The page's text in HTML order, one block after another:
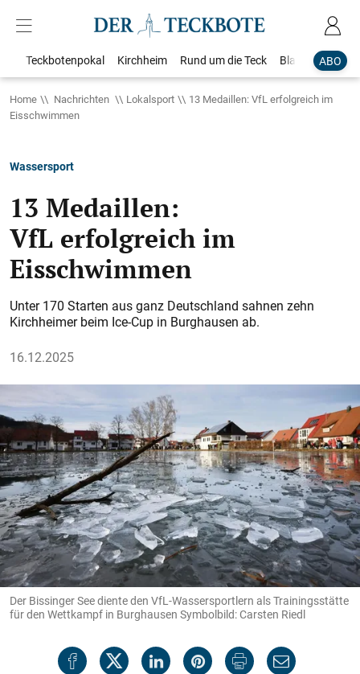
ABO
Teckbotenpokal Kirchheim Rund um die Teck Blaulicht
Home Nachrichten Lokalsport
13 Medaillen: VfL erfolgreich im
Eisschwimmen
Wassersport
13 Medaillen:
VfL erfolgreich im
Eisschwimmen
Unter 170 Starten aus ganz Deutschland sahnen zehn
Kirchheimer beim Ice-Cup in Burghausen ab.
16.12.2025
Der Bissinger See diente den VfL-Wassersportlern als Trainingsstätte
für den Wettkampf in Burghausen Symbolbild: Carsten Riedl